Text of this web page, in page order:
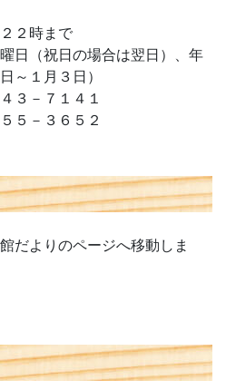
２時まで
日（祝日の場合は翌日）、年
～１月３日）
３－７１４１
５－３６５２
館だよりのページへ移動しま